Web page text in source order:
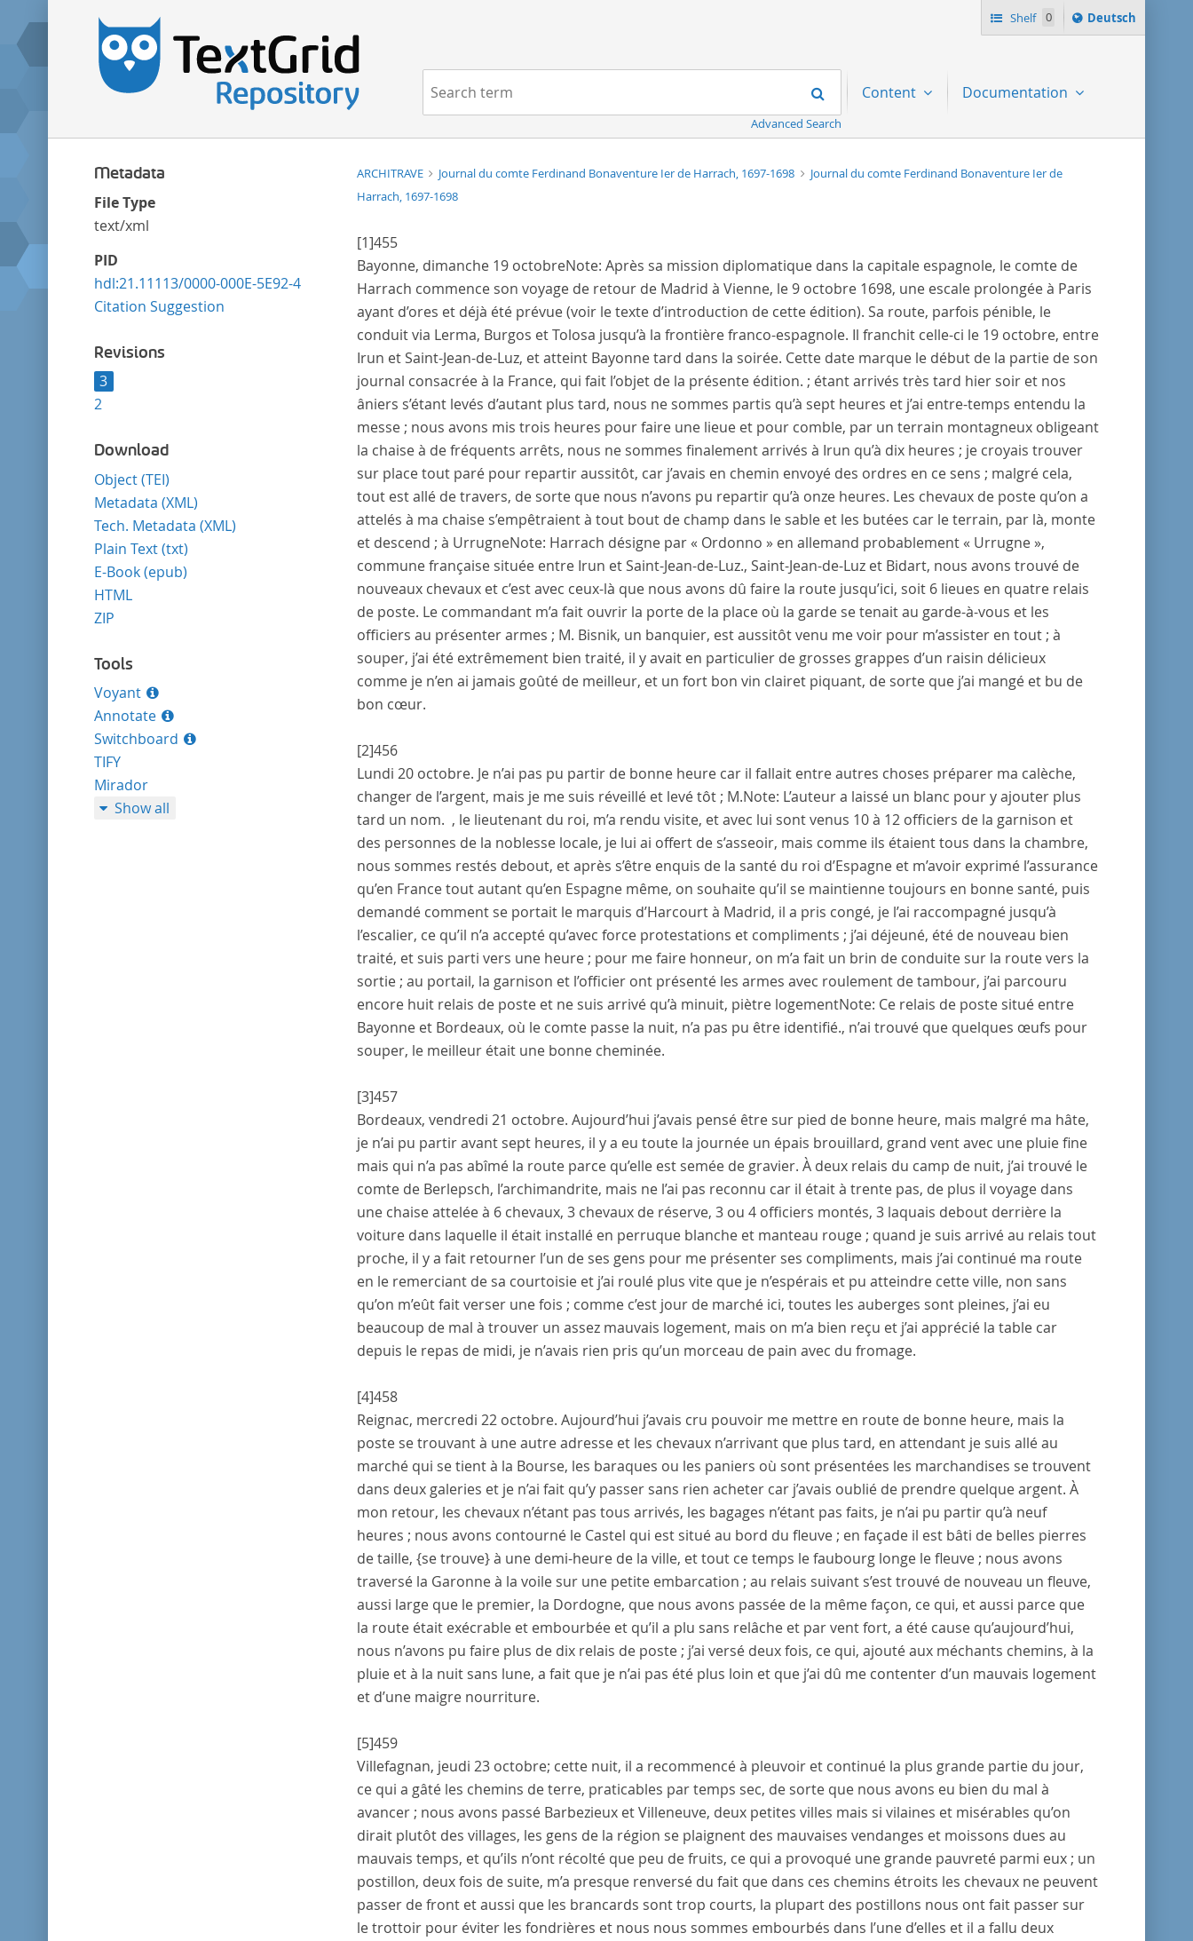
Shelf 0
Sprache
ï¿½ndern
Deutsch
Navigation Search
Advanced Search
Content Documentation
Metadata
File Type
text/xml
PID
hdl:21.11113/0000-000E-5E92-4
Citation Suggestion
Revisions
3
2
Download
Object (TEI)
Metadata (XML)
Tech. Metadata (XML)
Plain Text (txt)
E-Book (epub)
HTML
ZIP
Tools
Voyant
Annotate
Switchboard
TIFY
Mirador
Show all
ARCHITRAVE Journal du comte Ferdinand Bonaventure Ier de Harrach, 1697-1698
Journal du comte Ferdinand Bonaventure Ier de
Harrach, 1697-1698
[1]455
Bayonne, dimanche 19 octobreNote: Après sa mission diplomatique dans la capitale espagnole, le comte de
Harrach commence son voyage de retour de Madrid à Vienne, le 9 octobre 1698, une escale prolongée à Paris
ayant d’ores et déjà été prévue (voir le texte d’introduction de cette édition). Sa route, parfois pénible, le
conduit via Lerma, Burgos et Tolosa jusqu’à la frontière franco-espagnole. Il franchit celle-ci le 19 octobre, entre
Irun et Saint-Jean-de-Luz, et atteint Bayonne tard dans la soirée. Cette date marque le début de la partie de son
journal consacrée à la France, qui fait l’objet de la présente édition. ; étant arrivés très tard hier soir et nos
âniers s’étant levés d’autant plus tard, nous ne sommes partis qu’à sept heures et j’ai entre-temps entendu la
messe ; nous avons mis trois heures pour faire une lieue et pour comble, par un terrain montagneux obligeant
la chaise à de fréquents arrêts, nous ne sommes finalement arrivés à Irun qu’à dix heures ; je croyais trouver
sur place tout paré pour repartir aussitôt, car j’avais en chemin envoyé des ordres en ce sens ; malgré cela,
tout est allé de travers, de sorte que nous n’avons pu repartir qu’à onze heures. Les chevaux de poste qu’on a
attelés à ma chaise s’empêtraient à tout bout de champ dans le sable et les butées car le terrain, par là, monte
et descend ; à UrrugneNote: Harrach désigne par « Ordonno » en allemand probablement « Urrugne »,
commune française située entre Irun et Saint-Jean-de-Luz., Saint-Jean-de-Luzet Bidart, nous avons trouvé de
nouveaux chevaux et c’est avec ceux-là que nous avons dû faire la route jusqu’ici, soit 6 lieues en quatre relais
de poste. Le commandantm’a fait ouvrir la porte de la place où la garde se tenait au garde-à-vous et les
officiers au présenter armes ; M. Bisnik, un banquier, est aussitôt venu me voir pour m’assister en tout ; à
souper, j’ai été extrêmement bien traité, il y avait en particulier de grosses grappes d’un raisin délicieux
comme je n’en ai jamais goûté de meilleur, et un fort bon vin clairet piquant, de sorte que j’ai mangé et bu de
bon cœur.
[2]456
Lundi 20 octobre. Je n’ai pas pu partir de bonne heure car il fallait entre autres choses préparer ma calèche,
changer de l’argent, mais je me suis réveillé et levé tôt ; M.Note: L’auteur a laissé un blanc pour y ajouter plus
tard un nom. , le lieutenant du roi, m’a rendu visite, et avec lui sont venus 10 à 12 officiers de la garnison et
des personnes de la noblesse locale, je lui ai offert de s’asseoir, mais comme ils étaient tous dans la chambre,
nous sommes restés debout, et après s’être enquis de la santé du roi d’Espagneet m’avoir exprimé l’assurance
qu’en Francetout autant qu’en Espagnemême, on souhaite qu’il se maintienne toujours en bonne santé, puis
demandé comment se portait le marquis d’Harcourtà Madrid, il a pris congé, je l’ai raccompagné jusqu’à
l’escalier, ce qu’il n’a accepté qu’avec force protestations et compliments ; j’ai déjeuné, été de nouveau bien
traité, et suis parti vers une heure ; pour me faire honneur, on m’a fait un brin de conduite sur la route vers la
sortie ; au portail, la garnison et l’officier ont présenté les armes avec roulement de tambour, j’ai parcouru
encore huit relais de poste et ne suis arrivé qu’à minuit, piètre logementNote: Ce relais de poste situé entre
Bayonne et Bordeaux, où le comte passe la nuit, n’a pas pu être identifié., n’ai trouvé que quelques œufs pour
souper, le meilleur était une bonne cheminée.
[3]457
Bordeaux, vendredi 21 octobre. Aujourd’hui j’avais pensé être sur pied de bonne heure, mais malgré ma hâte,
je n’ai pu partir avant sept heures, il y a eu toute la journée un épais brouillard, grand vent avec une pluie fine
mais qui n’a pas abîmé la route parce qu’elle est semée de gravier. À deux relais du camp de nuit, j’ai trouvé le
comte de Berlepsch, l’archimandrite, mais ne l’ai pas reconnu car il était à trente pas, de plus il voyage dans
une chaise attelée à 6 chevaux, 3 chevaux de réserve, 3 ou 4 officiers montés, 3 laquais debout derrière la
voiture dans laquelle il était installé en perruque blanche et manteau rouge ; quand je suis arrivé au relais tout
proche, il y a fait retourner l’un de ses gens pour me présenter ses compliments, mais j’ai continué ma route
en le remerciant de sa courtoisie et j’ai roulé plus vite que je n’espérais et pu atteindre cette ville, non sans
qu’on m’eût fait verser une fois ; comme c’est jour de marché ici, toutes les auberges sont pleines, j’ai eu
beaucoup de mal à trouver un assez mauvais logement, mais on m’a bien reçu et j’ai apprécié la table car
depuis le repas de midi, je n’avais rien pris qu’un morceau de pain avec du fromage.
[4]458
Reignac, mercredi 22 octobre. Aujourd’hui j’avais cru pouvoir me mettre en route de bonne heure, mais la
poste se trouvant à une autre adresse et les chevaux n’arrivant que plus tard, en attendant je suis allé au
marché qui se tient à la Bourse, les baraques ou les paniers où sont présentées les marchandises se trouvent
dans deux galeries et je n’ai fait qu’y passer sans rien acheter car j’avais oublié de prendre quelque argent. À
mon retour, les chevaux n’étant pas tous arrivés, les bagages n’étant pas faits, je n’ai pu partir qu’à neuf
heures ; nous avons contourné le Castel qui est situé au bord du fleuve; en façade il est bâti de belles pierres
de taille, {se trouve}à une demi-heure de la ville, et tout ce temps le faubourg longe le fleuve ; nous avons
traversé la Garonneà la voile sur une petite embarcation ; au relais suivant s’est trouvé de nouveau un fleuve,
aussi large que le premier, la Dordogne, que nous avons passée de la même façon, ce qui, et aussi parce que
la route était exécrable et embourbée et qu’il a plu sans relâche et par vent fort, a été cause qu’aujourd’hui,
nous n’avons pu faire plus de dix relais de poste ; j’ai versé deux fois, ce qui, ajouté aux méchants chemins, à la
pluie et à la nuit sans lune, a fait que je n’ai pas été plus loin et que j’ai dû me contenter d’un mauvais logement
et d’une maigre nourriture.
[5]459
Villefagnan, jeudi 23 octobre; cette nuit, il a recommencé à pleuvoir et continué la plus grande partie du jour,
ce qui a gâté les chemins de terre, praticables par temps sec, de sorte que nous avons eu bien du mal à
avancer ; nous avons passé BarbezieuxetVilleneuve, deux petites villes mais si vilaines et misérables qu’on
dirait plutôt des villages, les gens de la région se plaignent des mauvaises vendanges et moissons dues au
mauvais temps, et qu’ils n’ont récolté que peu de fruits, ce qui a provoqué une grande pauvreté parmi eux ; un
postillon, deux fois de suite, m’a presque renversé du fait que dans ces chemins étroits les chevaux ne peuvent
passer de front et aussi que les brancards sont trop courts, la plupart des postillons nous ont fait passer sur
le trottoir pour éviter les fondrières et nous nous sommes embourbés dans l’une d’elles et il a fallu deux